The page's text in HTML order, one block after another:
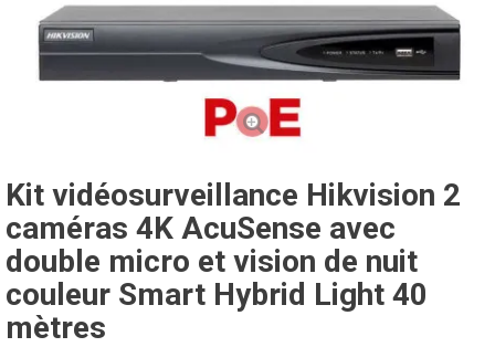
Kit vidéosurveillance Hikvision 2
caméras 4K AcuSense avec
double micro et vision de nuit
couleur Smart Hybrid Light 40
mètres